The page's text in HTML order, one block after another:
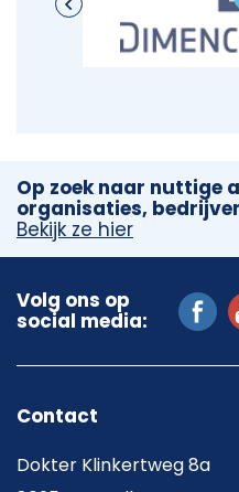
Op zoek naar nuttige
organisaties,
Bekijk ze hier
Volg ons op
social media:
Contact
Dokter Klinkertweg 8a